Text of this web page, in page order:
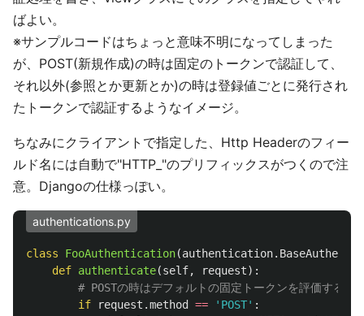
ばよい。
※サンプルコードはちょっと意味不明になってしまった
が、POST(新規作成)の時は固定のトークンで認証して、
それ以外(参照とか更新とか)の時は登録値ごとに発行され
たトークンで認証するようなイメージ。
ちなみにクライアントで指定した、Http Headerのフィー
ルド名には自動で"HTTP_"のプリフィックスがつくので注
意。Djangoの仕様っぽい。
authentications.py
class FooAuthentication(authentication.
def authenticate(self, request):
if
request .method == ' POST' :